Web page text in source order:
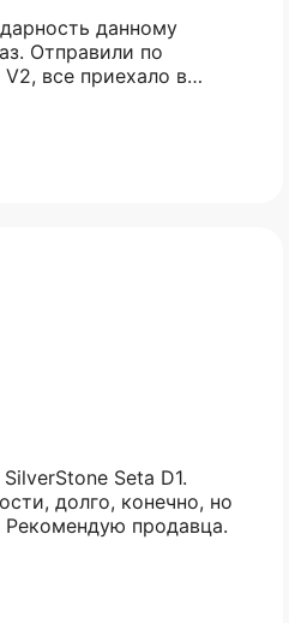
данному
Отправили по
все приехало в
чем демократичный.
срок.
Seta D1.
долго, конечно, но
продавца.
вам
искали.
стоимости покупки
остальное — тремя
25% 25%